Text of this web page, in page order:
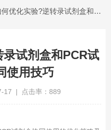
化实验?逆转录试剂盒和PCR试剂盒的协同使用技巧
试剂盒和PCR试
使用技巧
17 | 点击率：889